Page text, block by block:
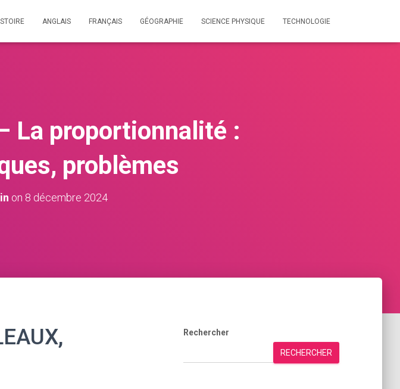
ANGLAIS FRANÇAIS GÉOGRAPHIE SCIENCE PHYSIQUE TECHNOLOGIE
La proportionnalité :
problèmes
on 8 décembre 2024
Rechercher
RECHERCHER